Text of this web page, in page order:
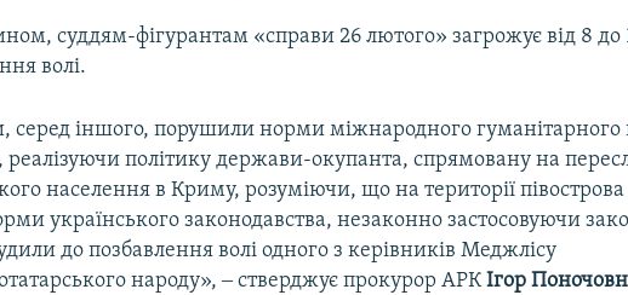
суддям-фігурантам «справи 26 лютого» загрожує від 8 до
волі.
серед іншого, порушили норми міжнародного гуманітарного
реалізуючи політику держави-окупанта, спрямовану на
населення в Криму, розуміючи, що на території
українського законодавства, незаконно застосовуючи
до позбавлення волі одного з керівників Меджлісу
народу», ‒ стверджує прокурор АРКІгор